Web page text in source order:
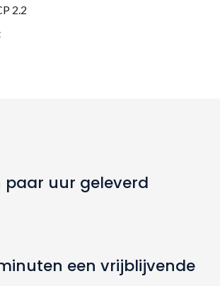
2.2
paar uur geleverd
een vrijblijvende